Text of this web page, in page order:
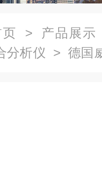
> 产品展示
分析仪 > 德国